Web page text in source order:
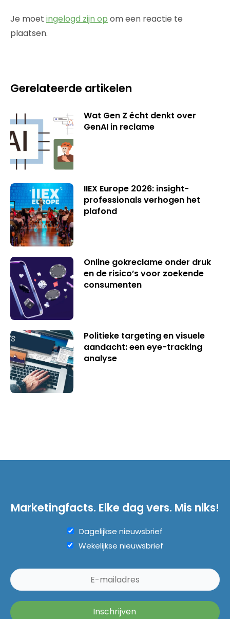
Je moet ingelogd zijn op om een reactie te
plaatsen.
Gerelateerde artikelen
Wat Gen Z écht denkt over
GenAI in reclame
IIEX Europe 2026: insight-
professionals verhogen het
plafond
Online gokreclame onder druk
en de risico’s voor zoekende
consumenten
Politieke targeting en visuele
aandacht: een eye-tracking
analyse
Marketingfacts. Elke dag vers. Mis niks!
Dagelijkse nieuwsbrief
Wekelijkse nieuwsbrief